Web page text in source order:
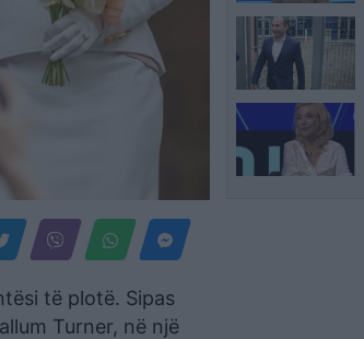
të plotë. Sipas
Turner, në një